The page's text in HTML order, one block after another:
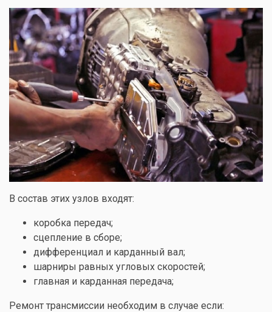
В состав этих узлов входят:
коробка передач;
сцепление в сборе;
дифференциал и карданный вал;
шарниры равных угловых скоростей;
главная и карданная передача;
Ремонт трансмиссии необходим в случае если: